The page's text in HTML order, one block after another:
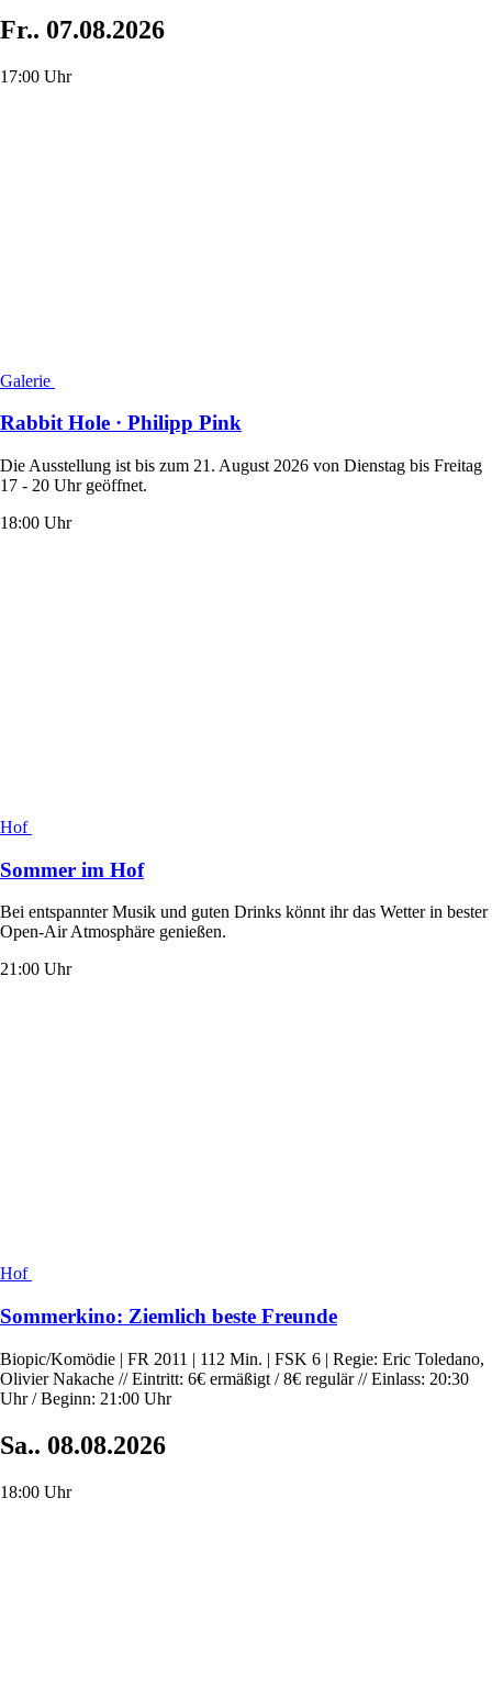
Fr.. 07.08.2026
17:00 Uhr
Galerie
Rabbit Hole · Philipp Pink
Die Ausstellung ist bis zum 21. August 2026 von Dienstag bis Freitag
17 - 20 Uhr geöffnet.
18:00 Uhr
Hof
Sommer im Hof
Bei entspannter Musik und guten Drinks könnt ihr das Wetter in bester
Open-Air Atmosphäre genießen.
21:00 Uhr
Hof
Sommerkino: Ziemlich beste Freunde
Biopic/Komödie | FR 2011 | 112 Min. | FSK 6 | Regie: Eric Toledano,
Olivier Nakache // Eintritt: 6€ ermäßigt / 8€ regulär // Einlass: 20:30
Uhr / Beginn: 21:00 Uhr
Sa.. 08.08.2026
18:00 Uhr